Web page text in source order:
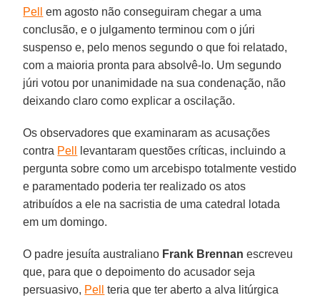
Pell
em agosto não conseguiram chegar a uma
conclusão, e o julgamento terminou com o júri
suspenso e, pelo menos segundo o que foi relatado,
com a maioria pronta para absolvê-lo. Um segundo
júri votou por unanimidade na sua condenação, não
deixando claro como explicar a oscilação.
Os observadores que examinaram as acusações
contra Pell
levantaram questões críticas, incluindo a
pergunta sobre como um arcebispo totalmente vestido
e paramentado poderia ter realizado os atos
atribuídos a ele na sacristia de uma catedral lotada
em um domingo.
O padre jesuíta australiano Frank Brennan escreveu
que, para que o depoimento do acusador seja
persuasivo, Pell
teria que ter aberto a alva litúrgica